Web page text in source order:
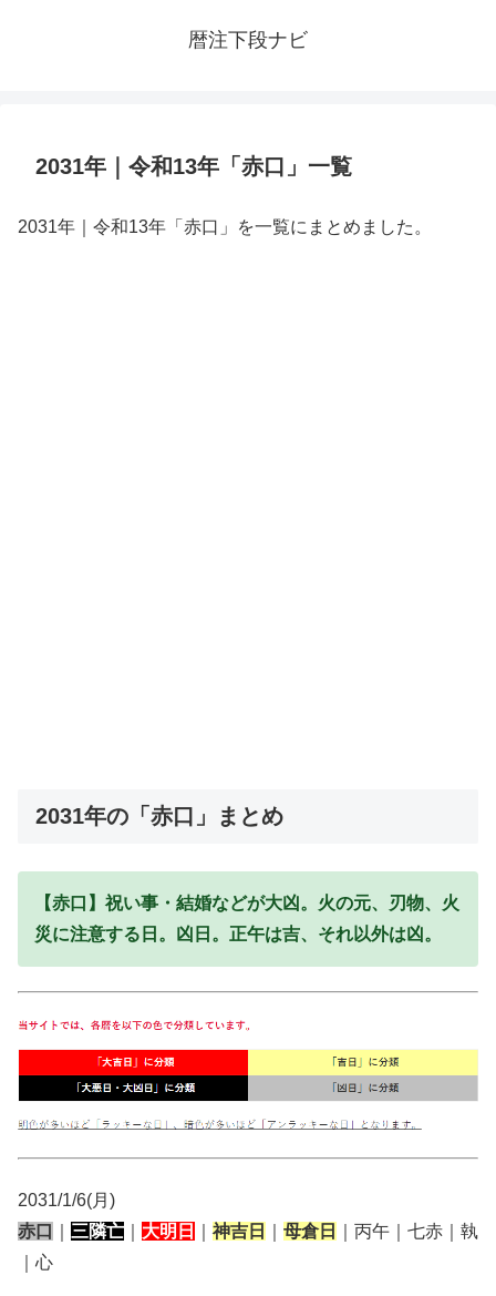
暦注下段ナビ
2031年｜令和13年「赤口」一覧
2031年｜令和13年「赤口」を一覧にまとめました。
2031年の「赤口」まとめ
【赤口】祝い事・結婚などが大凶。火の元、刃物、火
災に注意する日。凶日。正午は吉、それ以外は凶。
2031/1/6(月)
赤口
三隣亡 大明日 神吉日 母倉日
｜丙午｜七赤｜執
｜心